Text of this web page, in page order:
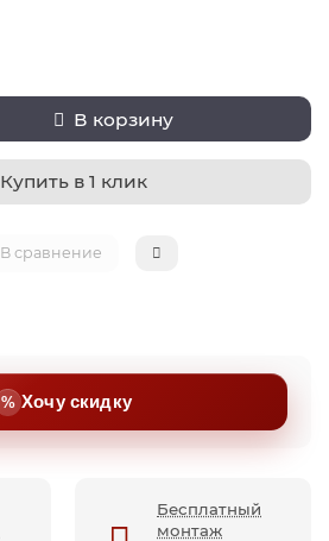
В корзину
Купить в 1 клик
В сравнение
Хочу скидку
Бесплатный
монтаж